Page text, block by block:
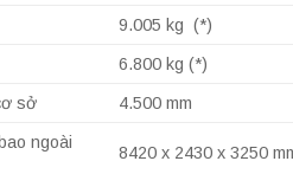
9.005 kg (*)
6.800 kg (*)
sở 4.500 mm
ngoài
8420 x 2430 x 3250